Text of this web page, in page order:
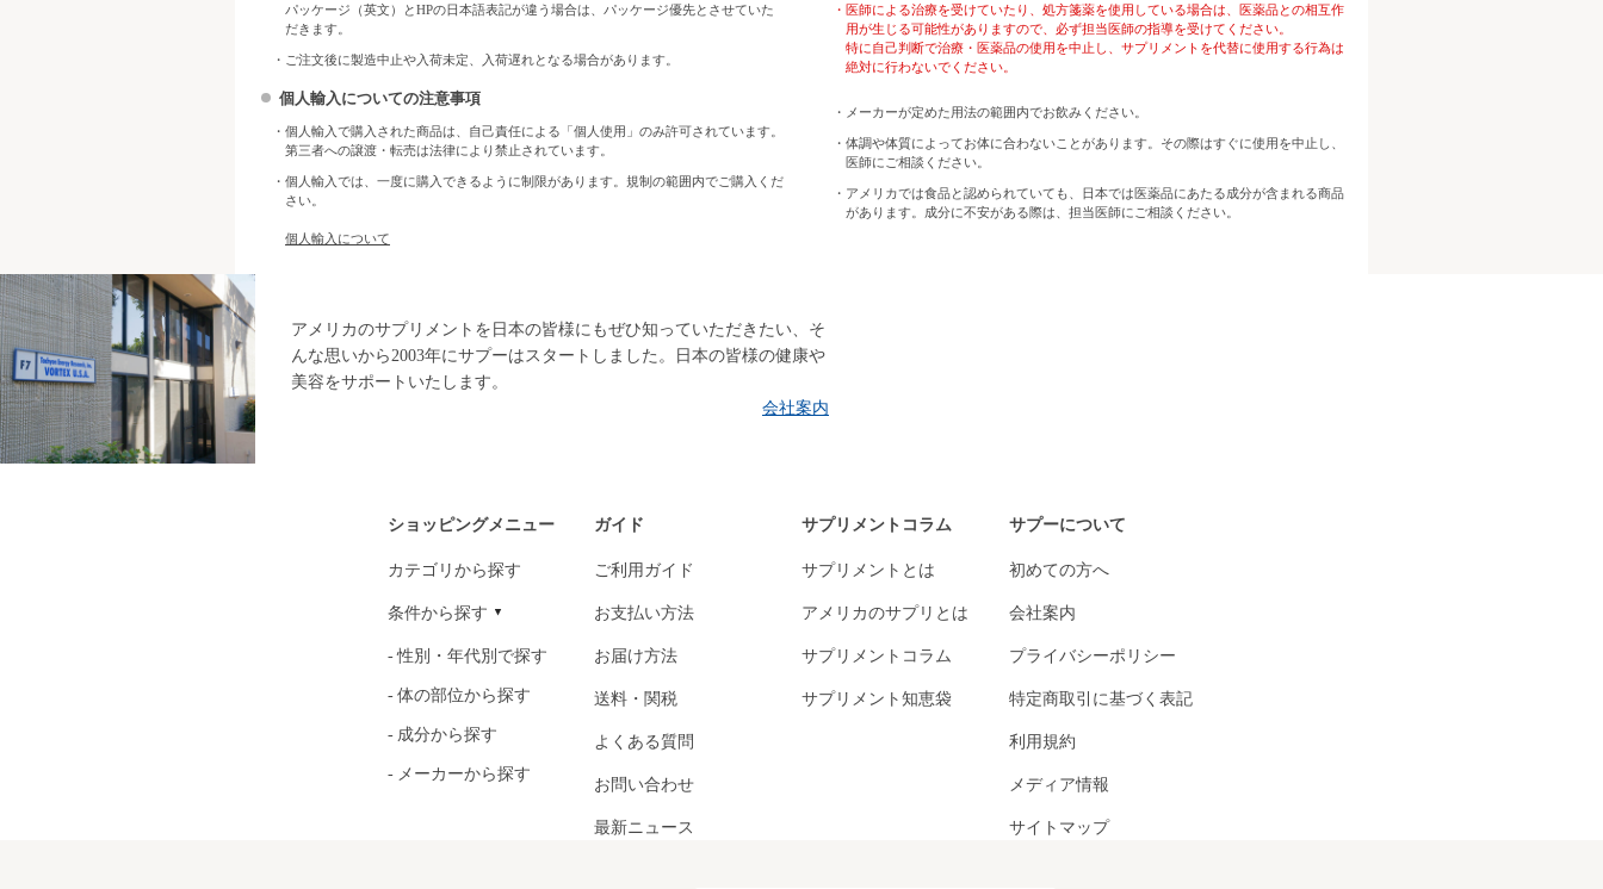
パッケージ（英文）とHPの日本語表記が違う場合は、パッケージ優先とさせていた
だきます。
・ご注文後に製造中止や入荷未定、入荷遅れとなる場合があります。
個人輸入についての注意事項
・個人輸入で購入された商品は、自己責任による「個人使用」のみ許可されています。
第三者への譲渡・転売は法律により禁止されています。
・個人輸入では、一度に購入できるように制限があります。規制の範囲内でご購入くだ
さい。
個人輸入について
・医師による治療を受けていたり、処方箋薬を使用している場合は、医薬品との相互作
用が生じる可能性がありますので、必ず担当医師の指導を受けてください。
特に自己判断で治療・医薬品の使用を中止し、サプリメントを代替に使用する行為は
絶対に行わないでください。
・メーカーが定めた用法の範囲内でお飲みください。
・体調や体質によってお体に合わないことがあります。その際はすぐに使用を中止し、
医師にご相談ください。
・アメリカでは食品と認められていても、日本では医薬品にあたる成分が含まれる商品
があります。成分に不安がある際は、担当医師にご相談ください。
アメリカのサプリメントを日本の皆様にもぜひ知っていただきたい、そ
んな思いから2003年にサプーはスタートしました。日本の皆様の健康や
美容をサポートいたします。
会社案内
ショッピングメニュー
カテゴリから探す
条件から探す
性別・年代別で探す
体の部位から探す
成分から探す
メーカーから探す
ガイド
ご利用ガイド
お支払い方法
お届け方法
送料・関税
よくある質問
お問い合わせ
最新ニュース
サプリメントコラム
サプリメントとは
アメリカのサプリとは
サプリメントコラム
サプリメント知恵袋
サプーについて
初めての方へ
会社案内
プライバシーポリシー
特定商取引に基づく表記
利用規約
メディア情報
サイトマップ